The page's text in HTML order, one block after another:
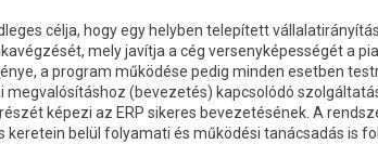
célja, hogy egy helyben telepített
mely javítja a cég versenyképességét a
a program működése pedig minden esetben
megvalósításhoz (bevezetés) kapcsolódó
képezi az ERP sikeres bevezetésének. A
keretein belül folyamati és működési tanácsadás is